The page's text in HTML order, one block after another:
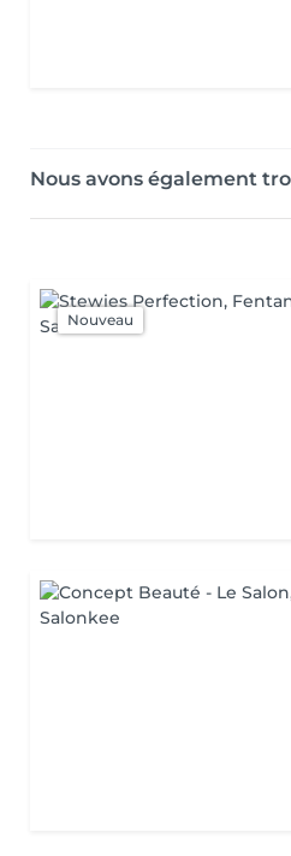
Nous avons également
Nouveau